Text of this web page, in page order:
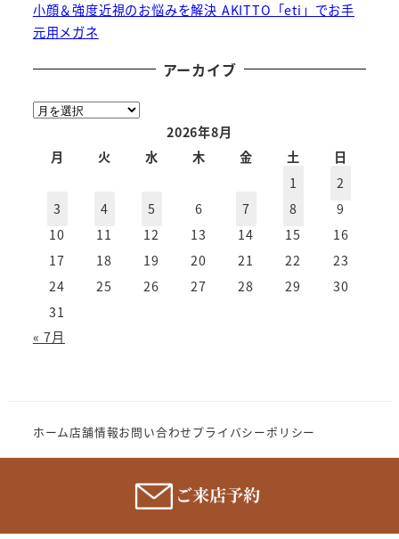
小顔＆強度近視のお悩みを解決 AKITTO「eti」でお手
元用メガネ
アーカイブ
ア
2026年8月
月
火 水 木 金 土
日
1
2
3
4 5 6 7 8
9
10
11 12 13 14 15
16
17
18 19 20 21 22
23
24
25 26 27 28 29
30
31
« 7月
ホーム店舗情報お問い合わせプライバシーポリシー
Copyright (c) 2023 MeganenoImahori.All rights